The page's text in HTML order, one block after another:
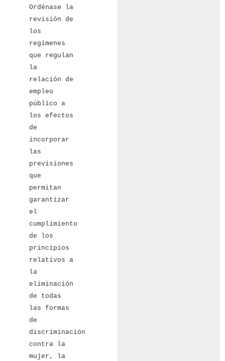
Ordénase la
revisión de
los
regímenes
que regulan
la
relación de
empleo
público a
los efectos
de
incorporar
las
previsiones
que
permitan
garantizar
el
cumplimiento
de los
principios
relativos a
la
eliminación
de todas
las formas
de
discriminación
contra la
mujer, la